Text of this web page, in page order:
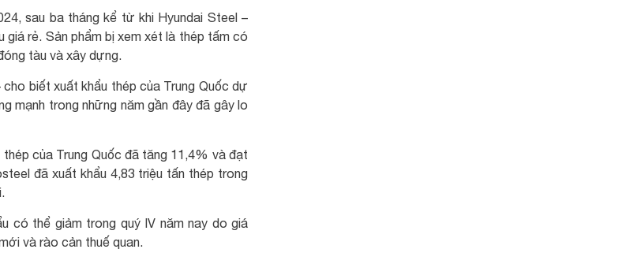
sau ba tháng kể từ khi Hyundai Steel –
giá rẻ. Sản phẩm bị xem xét là thép tấm có
tàu và xây dựng.
biết xuất khẩu thép của Trung Quốc dự
mạnh trong những năm gần đây đã gây lo
của Trung Quốc đã tăng 11,4% và đạt
đã xuất khẩu 4,83 triệu tấn thép trong
có thể giảm trong quý IV năm nay do giá
và rào cản thuế quan.